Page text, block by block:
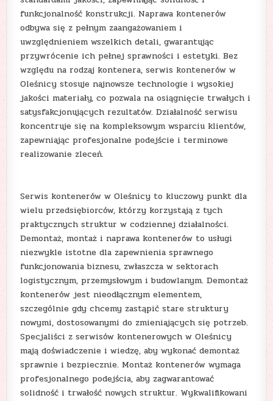
funkcjonalność konstrukcji. Naprawa kontenerów
odbywa się z pełnym zaangażowaniem i
uwzględnieniem wszelkich detali, gwarantując
przywrócenie ich pełnej sprawności i estetyki. Bez
względu na rodzaj kontenera, serwis kontenerów w
Oleśnicy stosuje najnowsze technologie i wysokiej
jakości materiały, co pozwala na osiągnięcie trwałych i
satysfakcjonujących rezultatów. Działalność serwisu
koncentruje się na kompleksowym wsparciu klientów,
zapewniając profesjonalne podejście i terminowe
realizowanie zleceń.
Serwis kontenerów w Oleśnicy to kluczowy punkt dla
wielu przedsiębiorców, którzy korzystają z tych
praktycznych struktur w codziennej działalności.
Demontaż, montaż i naprawa kontenerów to usługi
niezwykle istotne dla zapewnienia sprawnego
funkcjonowania biznesu, zwłaszcza w sektorach
logistycznym, przemysłowym i budowlanym. Demontaż
kontenerów jest nieodłącznym elementem,
szczególnie gdy chcemy zastąpić stare struktury
nowymi, dostosowanymi do zmieniających się potrzeb.
Specjaliści z serwisów kontenerowych w Oleśnicy
mają doświadczenie i wiedzę, aby wykonać demontaż
sprawnie i bezpiecznie. Montaż kontenerów wymaga
profesjonalnego podejścia, aby zagwarantować
solidność i trwałość nowych struktur. Wykwalifikowani